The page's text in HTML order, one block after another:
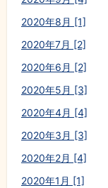
2020年8月 [1]
2020年7月 [2]
2020年6月 [2]
2020年5月 [3]
2020年4月 [4]
2020年3月 [3]
2020年2月 [4]
2020年1月 [1]